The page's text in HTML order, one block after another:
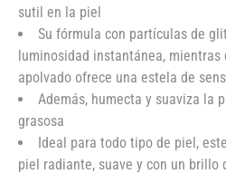
sutil en la piel
Su fórmula con partículas de
luminosidad instantánea, mientras
apolvado ofrece una estela de
Además, humecta y suaviza la
grasosa
Ideal para todo tipo de piel,
piel radiante, suave y con un brillo